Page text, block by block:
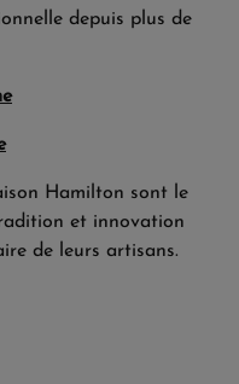
depuis plus de
Hamilton sont le
et innovation
de leurs artisans.